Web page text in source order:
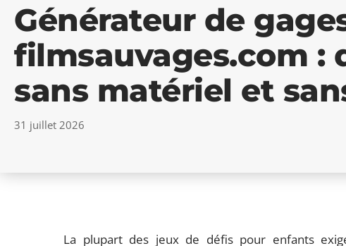
Générateur de
filmsauvages.com :
sans matériel et
31 juillet 2026
La plupart des jeux de défis pour enfants